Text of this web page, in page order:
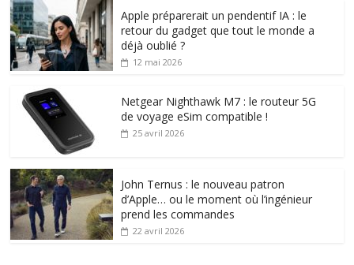
Apple préparerait un pendentif IA : le
retour du gadget que tout le monde a
déjà oublié ?
12 mai 2026
Netgear Nighthawk M7 : le routeur 5G
de voyage eSim compatible !
25 avril 2026
John Ternus : le nouveau patron
d’Apple… ou le moment où l’ingénieur
prend les commandes
22 avril 2026